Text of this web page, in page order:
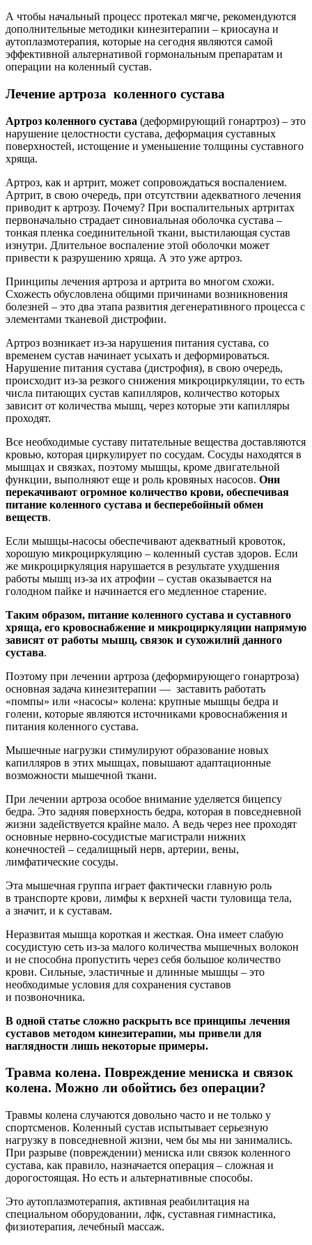
А чтобы начальный процесс протекал мягче, рекомендуются
дополнительные методики кинезитерапии – криосауна и
аутоплазмотерапия, которые на сегодня являются самой
эффективной альтернативой гормональным препаратам и
операции на коленный сустав.
Лечение артроза коленного сустава
Артроз коленного сустава (деформирующий гонартроз) – это
нарушение целостности сустава, деформация суставных
поверхностей, истощение и уменьшение толщины суставного
хряща.
Артроз, как и артрит, может сопровождаться воспалением.
Артрит, в свою очередь, при отсутствии адекватного лечения
приводит к артрозу. Почему? При воспалительных артритах
первоначально страдает синовиальная оболочка сустава –
тонкая пленка соединительной ткани, выстилающая сустав
изнутри. Длительное воспаление этой оболочки может
привести к разрушению хряща. А это уже артроз.
Принципы лечения артроза и артрита во многом схожи.
Схожесть обусловлена общими причинами возникновения
болезней – это два этапа развития дегенеративного процесса с
элементами тканевой дистрофии.
Артроз возникает из-за нарушения питания сустава, со
временем сустав начинает усыхать и деформироваться.
Нарушение питания сустава (дистрофия), в свою очередь,
происходит из-за резкого снижения микроциркуляции, то есть
числа питающих сустав капилляров, количество которых
зависит от количества мышц, через которые эти капилляры
проходят.
Все необходимые суставу питательные вещества доставляются
кровью, которая циркулирует по сосудам. Сосуды находятся в
мышцах и связках, поэтому мышцы, кроме двигательной
функции, выполняют еще и роль кровяных насосов. Они
перекачивают огромное количество крови, обеспечивая
питание коленного сустава и бесперебойный обмен
веществ.
Если мышцы-насосы обеспечивают адекватный кровоток,
хорошую микроциркуляцию – коленный сустав здоров. Если
же микроциркуляция нарушается в результате ухудшения
работы мышц из-за их атрофии – сустав оказывается на
голодном пайке и начинается его медленное старение.
Таким образом, питание коленного сустава и суставного
хряща, его кровоснабжение и микроциркуляции напрямую
зависят от работы мышц, связок и сухожилий данного
сустава.
Поэтому при лечении артроза (деформирующего гонартроза)
основная задача кинезитерапии — заставить работать
«помпы» или «насосы» колена: крупные мышцы бедра и
голени, которые являются источниками кровоснабжения и
питания коленного сустава.
Мышечные нагрузки стимулируют образование новых
капилляров в этих мышцах, повышают адаптационные
возможности мышечной ткани.
При лечении артроза особое внимание уделяется бицепсу
бедра. Это задняя поверхность бедра, которая в повседневной
жизни задействуется крайне мало. А ведь через нее проходят
основные нервно-сосудистые магистрали нижних
конечностей – седалищный нерв, артерии, вены,
лимфатические сосуды.
Эта мышечная группа играет фактически главную роль
в транспорте крови, лимфы к верхней части туловища тела,
а значит, и к суставам.
Неразвитая мышца короткая и жесткая. Она имеет слабую
сосудистую сеть из-за малого количества мышечных волокон
и не способна пропустить через себя большое количество
крови. Сильные, эластичные и длинные мышцы – это
необходимые условия для сохранения суставов
и позвоночника.
В одной статье сложно раскрыть все принципы лечения
суставов методом кинезитерапии, мы привели для
наглядности лишь некоторые примеры.
Травма колена. Повреждение мениска и связок
колена. Можно ли обойтись без операции?
Травмы колена случаются довольно часто и не только у
спортсменов. Коленный сустав испытывает серьезную
нагрузку в повседневной жизни, чем бы мы ни занимались.
При разрыве (повреждении) мениска или связок коленного
сустава, как правило, назначается операция – сложная и
дорогостоящая. Но есть и альтернативные способы.
Это аутоплазмотерапия, активная реабилитация на
специальном оборудовании, лфк, суставная гимнастика,
физиотерапия, лечебный массаж.